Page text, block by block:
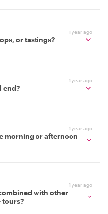
1 year ago
or tastings?
1 year ago
end?
1 year ago
morning or afternoon
1 year ago
with other
tours?